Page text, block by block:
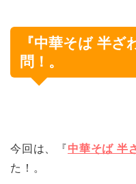
『中華そば 半ざ
問！。
今回は、『中華そば 半
た！。